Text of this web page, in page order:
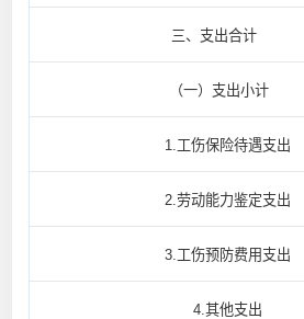
三、支出合计
（一）支出小计
1.工伤保险待遇支出
2.劳动能力鉴定支出
3.工伤预防费用支出
4.其他支出